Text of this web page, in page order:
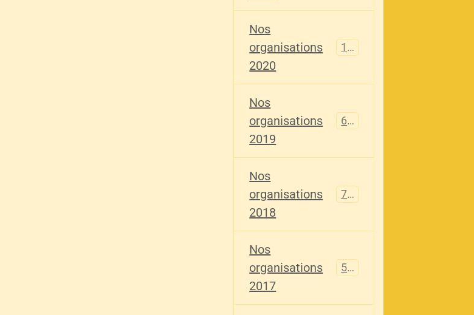
Nos
organisations
2020
121
Nos
organisations
2019
696
Nos
organisations
2018
741
Nos
organisations
2017
555